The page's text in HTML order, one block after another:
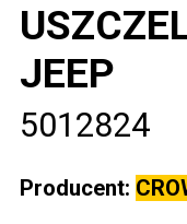
JEEP
5012824
Producent: